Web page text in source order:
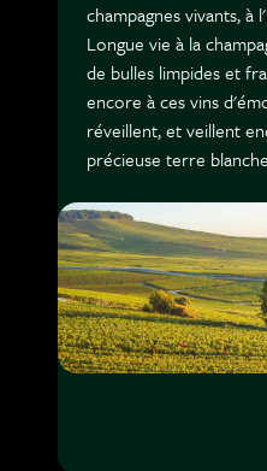
champagnes vivants, à
Longue vie à la
de bulles limpides et
encore à ces vins
réveillent, et veillent
précieuse terre